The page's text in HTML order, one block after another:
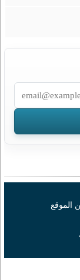
الموقع